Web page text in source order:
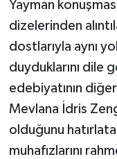
Yayman
dizelerinden
dostlarıyla aynı
duyduklarını dile
edebiyatının
Mevlana İdris
olduğunu
muhafızlarını